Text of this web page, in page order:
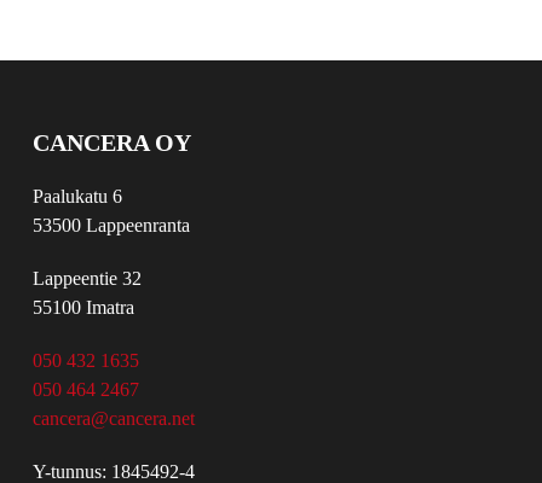
CANCERA OY
Paalukatu 6
53500 Lappeenranta
Lappeentie 32
55100 Imatra
050 432 1635
050 464 2467
cancera@cancera.net
Y-tunnus: 1845492-4